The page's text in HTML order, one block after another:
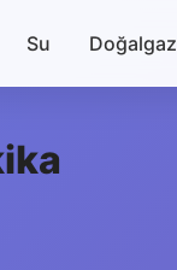
Su Doğalgaz